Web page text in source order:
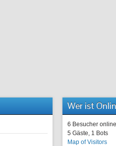
Wer ist
6 Besucher online
5 Gäste, 1 Bots
Map of Visitors